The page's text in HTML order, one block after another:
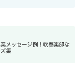
メッセージ例！吹奏楽部な
集